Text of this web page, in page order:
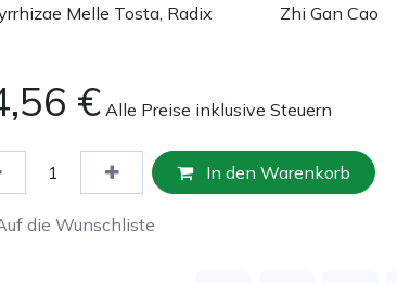
Melle Tosta, Radix
Zhi Gan Cao
€ Alle Preise inklusive Steuern
In den Warenkorb
die Wunschliste